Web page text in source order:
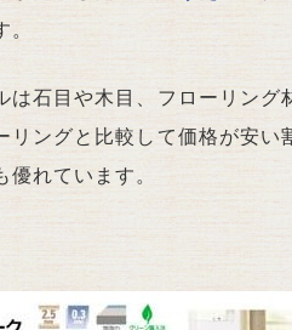
は石目や木目、フローリン
リングと比較して価格が安
優れています。